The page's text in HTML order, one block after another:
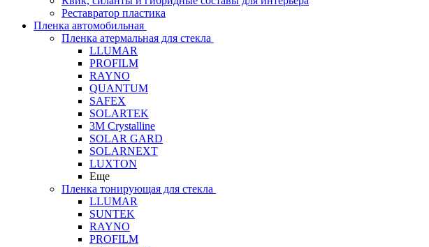
Реставратор пластика
Пленка автомобильная
Пленка атермальная для стекла
LLUMAR
PROFILM
RAYNO
QUANTUM
SAFEX
SOLARTEK
3M Crystalline
SOLAR GARD
SOLARNEXT
LUXTON
Еще
Пленка тонирующая для стекла
LLUMAR
SUNTEK
RAYNO
PROFILM